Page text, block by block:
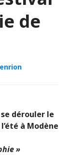
de
dérouler le
à Modène
»